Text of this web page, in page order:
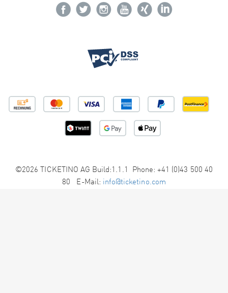
©2026 TICKETINO AG Build:1.1.1 Phone: +41 (0)43 500 40
80 E-Mail: info@ticketino.com